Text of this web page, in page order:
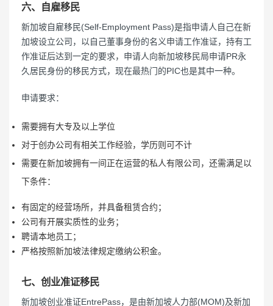
六、自雇移民
新加坡自雇移民(Self-Employment Pass)是指申请人自己在新
加坡设立公司，以自己董事身份的名义申请工作准证，持有工
作准证后达到一定的要求，申请人向新加坡移民局申请PR永
久居民身份的移民方式，现在最热门的PIC也是其中一种。
申请要求：
需要拥有大专及以上学位
对于创办公司有相关工作经验，学历则可不计
需要在新加坡拥有一间正在运营的私人有限公司，还需满足以
下条件：
有固定的经营场所，并具备租赁合约；
公司有开展实质性的业务；
聘请本地员工；
严格按照新加坡法律规定缴纳公积金。
七、创业准证移民
新加坡创业准证EntrePass，是由新加坡人力部(MOM)及新加